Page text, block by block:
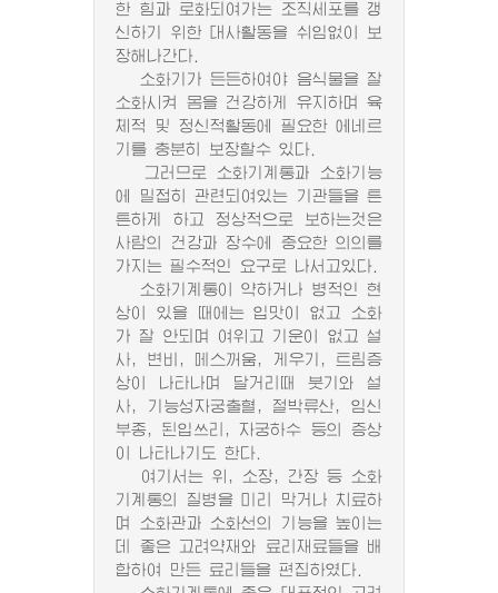
한 힘과 로화되여가는 조직세포를 갱
신하기 위한 대사활동을 쉬임없이 보
장해나간다.
소화기가 든든하여야 음식물을 잘
소화시켜 몸을 건강하게 유지하며 육
체적 및 정신적활동에 필요한 에네르
기를 충분히 보장할수 있다.
그러므로 소화기계통과 소화기능
에 밀접히 관련되여있는 기관들을 튼
튼하게 하고 정상적으로 보하는것은
사람의 건강과 장수에 중요한 의의를
가지는 필수적인 요구로 나서고있다.
소화기계통이 약하거나 병적인 현
상이 있을 때에는 입맛이 없고 소화
가 잘 안되며 여위고 기운이 없고 설
사, 변비, 메스꺼움, 게우기, 트림증
상이 나타나며 달거리때 붓기와 설
사, 기능성자궁출혈, 절박류산, 임신
부종, 된입쓰리, 자궁하수 등의 증상
이 나타나기도 한다.
여기서는 위, 소장, 간장 등 소화
기계통의 질병을 미리 막거나 치료하
며 소화관과 소화선의 기능을 높이는
데 좋은 고려약재와 료리재료들을 배
합하여 만든 료리들을 편집하였다.